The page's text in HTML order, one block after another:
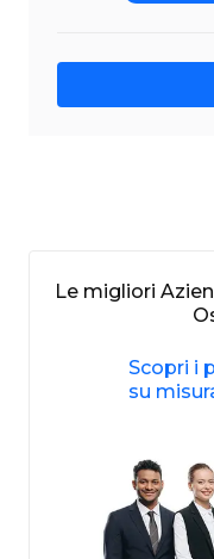
Le migliori
Scopri i
su